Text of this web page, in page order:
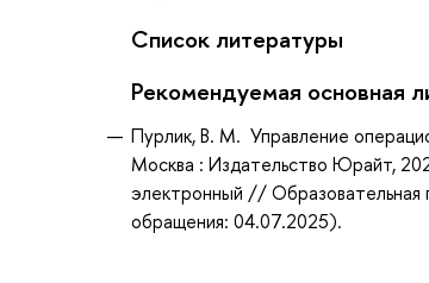
Список литературы
Рекомендуемая основная
Пурлик, В. М. Управление
Москва : Издательство Юрайт,
электронный //
обращения: 04.07.2025).